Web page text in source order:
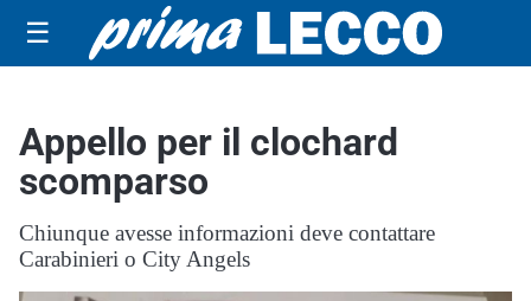
☰
Appello per il clochard
scomparso
Chiunque avesse informazioni deve contattare
Carabinieri o City Angels